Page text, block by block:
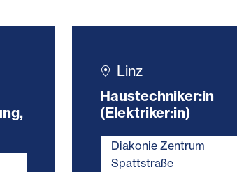
Linz
Haustechniker:in
(Elektriker:in)
Diakonie Zentrum
Spattstraße